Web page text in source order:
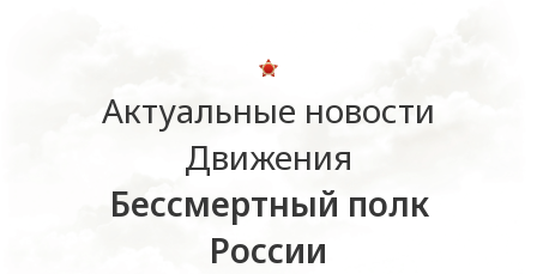
Актуальные новости
Движения
Бессмертный полк
России